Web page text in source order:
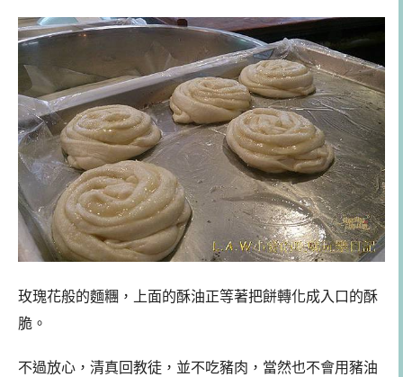
玫瑰花般的麵糰，上面的酥油正等著把餅轉化成入口的酥
脆。
不過放心，清真回教徒，並不吃豬肉，當然也不會用豬油